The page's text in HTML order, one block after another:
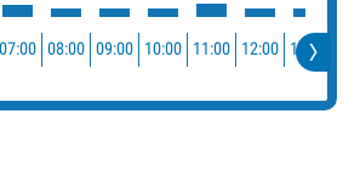
07:00 08:00 09:00 10:00 11:00 12:00 13:00